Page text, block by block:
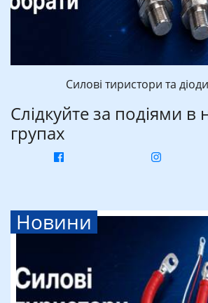
Силові тиристори та
Слідкуйте за подіями в
групах
Новини